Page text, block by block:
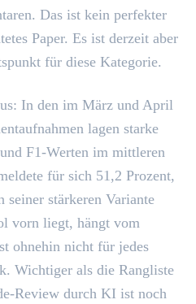
Das ist kein perfekter
Paper. Es ist derzeit aber
für diese Kategorie.
In den im März und April
lagen starke
F1-Werten im mittleren
für sich 51,2 Prozent,
stärkeren Variante
vorn liegt, hängt vom
ohnehin nicht für jedes
Wichtiger als die Rangliste
Review durch KI ist noch